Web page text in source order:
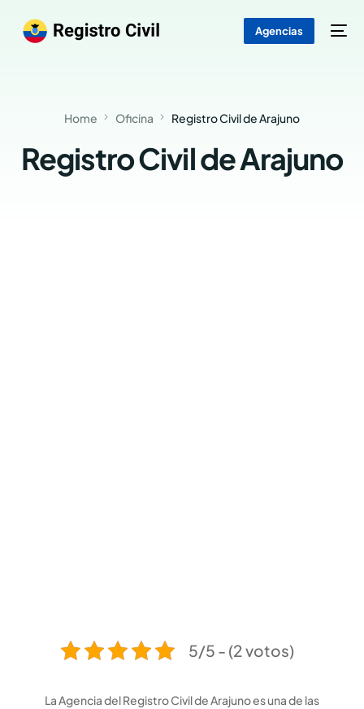
Agencias
Home Oficina Registro Civil de Arajuno
Registro Civil de Arajuno
5/5 - (2 votos)
La Agencia del Registro Civil de Arajuno es una de las